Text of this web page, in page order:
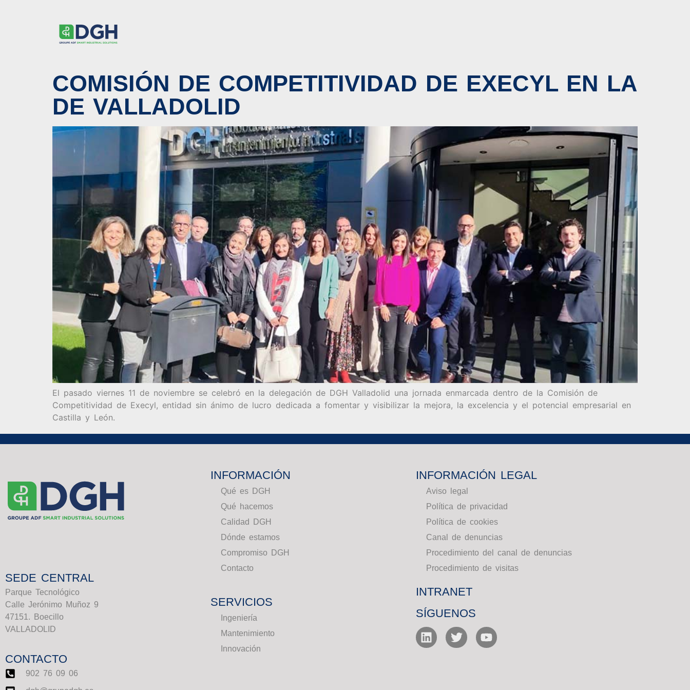
COMISIÓN DE COMPETITIVIDAD DE EXECYL EN LA
DE VALLADOLID
El pasado viernes 11 de noviembre se celebró en la delegación de DGH Valladolid una jornada enmarcada dentro de la Comisión de
Competitividad de Execyl, entidad sin ánimo de lucro dedicada a fomentar y visibilizar la mejora, la excelencia y el potencial empresarial en
Castilla y León.
SEDE CENTRAL
Parque Tecnológico
Calle Jerónimo Muñoz 9
47151. Boecillo
VALLADOLID
CONTACTO
902 76 09 06
INFORMACIÓN
Qué es DGH
Qué hacemos
Calidad DGH
Dónde estamos
Compromiso DGH
Contacto
SERVICIOS
Ingeniería
Mantenimiento
Innovación
INFORMACIÓN LEGAL
Aviso legal
Política de privacidad
Política de cookies
Canal de denuncias
Procedimiento del canal de denuncias
Procedimiento de visitas
INTRANET
SÍGUENOS